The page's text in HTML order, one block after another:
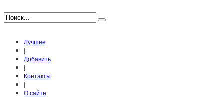
Лучшее
|
Добавить
|
Контакты
|
О сайте